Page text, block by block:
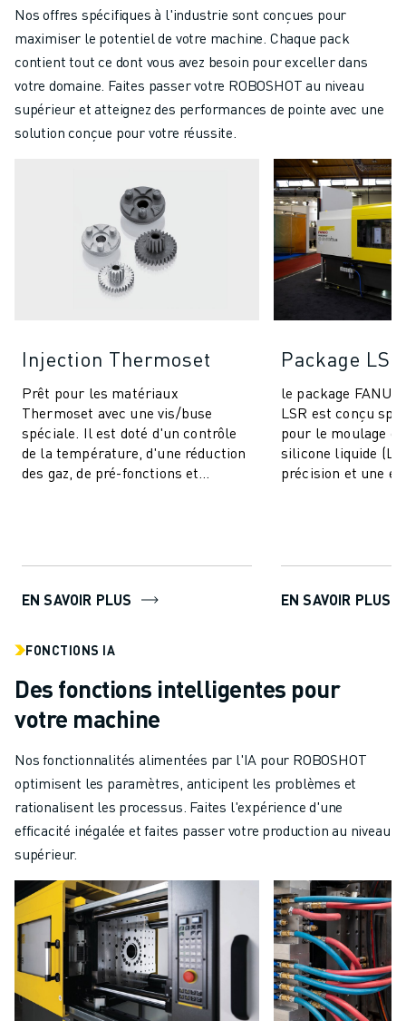
Nos offres spécifiques à l'industrie sont conçues pour
maximiser le potentiel de votre machine. Chaque pack
contient tout ce dont vous avez besoin pour exceller dans
votre domaine. Faites passer votre ROBOSHOT au niveau
supérieur et atteignez des performances de pointe avec une
solution conçue pour votre réussite.
Injection Thermoset
Prêt pour les matériaux
Thermoset avec une vis/buse
spéciale. Il est doté d'un contrôle
de la température, d'une réduction
des gaz, de pré-fonctions et
EN SAVOIR PLUS
Package LSR
le package FANUC
LSR est conçu
pour le moulage
silicone liquide
précision et une
EN SAVOIR PLUS
FONCTIONS IA
Des fonctions intelligentes pour
votre machine
Nos fonctionnalités alimentées par l'IA pour ROBOSHOT
optimisent les paramètres, anticipent les problèmes et
rationalisent les processus. Faites l'expérience d'une
efficacité inégalée et faites passer votre production au niveau
supérieur.